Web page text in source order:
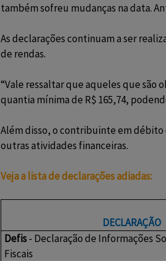
também sofreu mudanças na data.
As declarações continuam a ser
de rendas.
“Vale ressaltar que aqueles que são
quantia mínima de R$ 165,74,
Além disso, o contribuinte em débito
outras atividades financeiras.
Veja a lista de declarações adiadas:
DECLARAÇÃO
Defis- Declaração de Informações
Fiscais